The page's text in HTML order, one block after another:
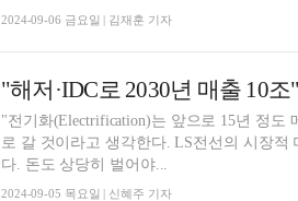
2024-09-06 금요일 | 김재훈 기자
"전기화(Electrification)는 앞으로 15년 정도
로 갈 것이라고 생각한다. LS전선의 시장
다. 돈도 상당히 벌어야...
2024-09-05 목요일 | 신혜주 기자